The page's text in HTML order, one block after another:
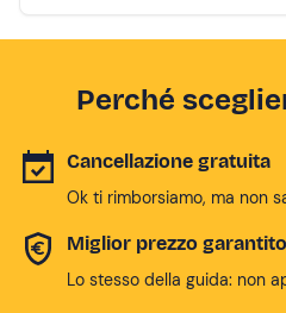
Perché
Cancellazione gratuita
Ok ti rimborsiamo, ma non
Miglior prezzo garantito
Lo stesso della guida: non